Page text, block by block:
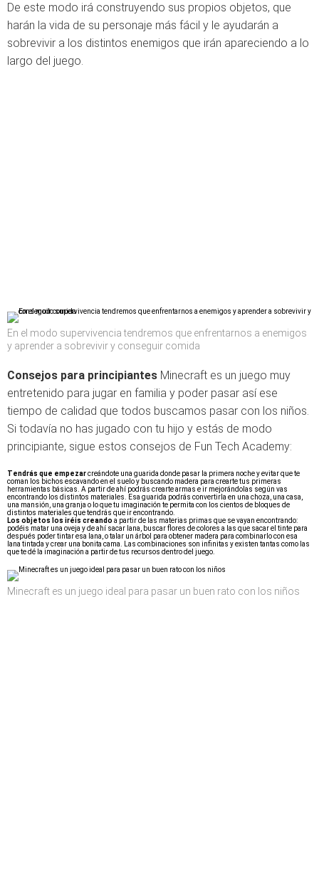
De este modo irá construyendo sus propios objetos, que
harán la vida de su personaje más fácil y le ayudarán a
sobrevivir a los distintos enemigos que irán apareciendo a lo
largo del juego.
En el modo supervivencia tendremos que enfrentarnos a enemigos
y aprender a sobrevivir y conseguir comida
Consejos para principiantes Minecraft es un juego muy
entretenido para jugar en familia y poder pasar así ese
tiempo de calidad que todos buscamos pasar con los niños.
Si todavía no has jugado con tu hijo y estás de modo
principiante, sigue estos consejos de Fun Tech Academy:
Tendrás que empezarcreándote una guarida donde pasar la primera noche y evitar que te
coman los bichos escavando en el suelo y buscando madera para crearte tus primeras
herramientas básicas. A partir de ahí podrás crearte armas e ir mejorándolas según vas
encontrando los distintos materiales. Esa guarida podrás convertirla en una choza, una casa,
una mansión, una granja o lo que tu imaginación te permita con los cientos de bloques de
distintos materiales que tendrás que ir encontrando.
Los objetos los iréis creando a partir de las materias primas que se vayan encontrando:
podéis matar una oveja y de ahí sacar lana, buscar flores de colores a las que sacar el tinte para
después poder tintar esa lana, o talar un árbol para obtener madera para combinarlo con esa
lana tintada y crear una bonita cama. Las combinaciones son infinitas y existen tantas como las
que te dé la imaginación a partir de tus recursos dentro del juego.
Minecraft es un juego ideal para pasar un buen rato con los niños